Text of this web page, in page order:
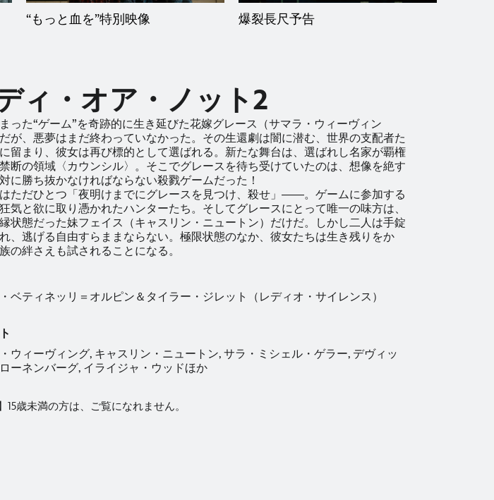
“もっと血を”特別映像 爆裂長尺予告
ィ・オア・ノット2
った“ゲーム”を奇跡的に生き延びた花嫁グレース（サマラ・ウィーヴィン
が、悪夢はまだ終わっていなかった。その生還劇は闇に潜む、世界の支配者た
留まり、彼女は再び標的として選ばれる。新たな舞台は、選ばれし名家が覇権
断の領域〈カウンシル〉。そこでグレースを待ち受けていたのは、想像を絶す
に勝ち抜かなければならない殺戮ゲームだった！
ただひとつ「夜明けまでにグレースを見つけ、殺せ」――。ゲームに参加する
気と欲に取り憑かれたハンターたち。そしてグレースにとって唯一の味方は、
状態だった妹フェイス（キャスリン・ニュートン）だけだ。しかし二人は手錠
、逃げる自由すらままならない。極限状態のなか、彼女たちは生き残りをか
の絆さえも試されることになる。
ベティネッリ＝オルピン＆タイラー・ジレット（レディオ・サイレンス）
ウィーヴィング, キャスリン・ニュートン, サラ・ミシェル・ゲラー, デヴィッ
ーネンバーグ, イライジャ・ウッドほか
】15歳未満の方は、ご覧になれません。